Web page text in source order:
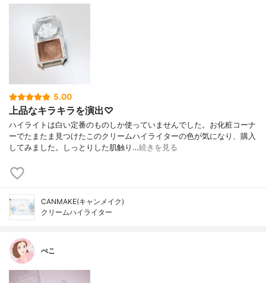
5.00
上品なキラキラを演出♡
ハイライトは白い定番のものしか使っていませんでした。お化粧コーナ
ーでたまたま見つけたこのクリームハイライターの色が気になり、購入
してみました。しっとりした肌触り…続きを見る
CANMAKE(キャンメイク)
クリームハイライター
ぺこ